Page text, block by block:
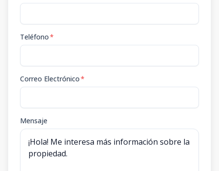
Teléfono*
Correo Electrónico*
Mensaje